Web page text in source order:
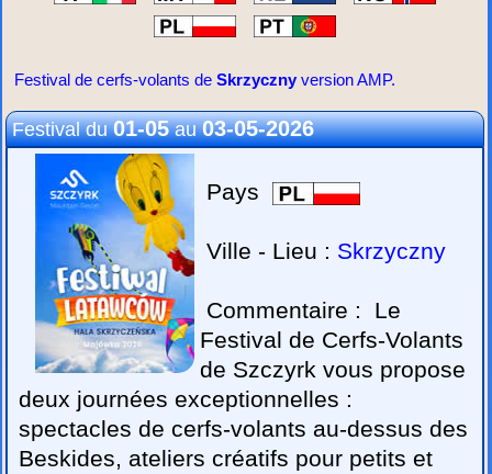
Festival de cerfs-volants deSkrzyczny version AMP.
Festival du01-05au03-05-2026
Pays
Ville - Lieu : Skrzyczny
Commentaire :
Le
Festival de Cerfs-Volants
de Szczyrk vous propose
deux journées exceptionnelles :
spectacles de cerfs-volants au-dessus des
Beskides, ateliers créatifs pour petits et